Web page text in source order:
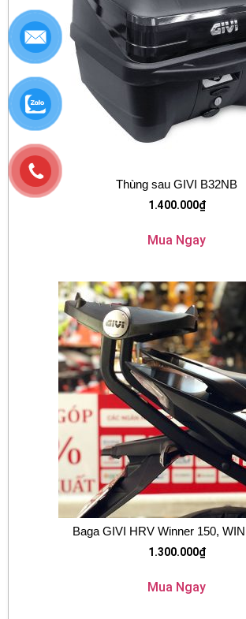
Thùng sau GIVI B32NB
1.400.000₫
Mua Ngay
Baga GIVI HRV Winner 150,
1.300.000₫
Mua Ngay